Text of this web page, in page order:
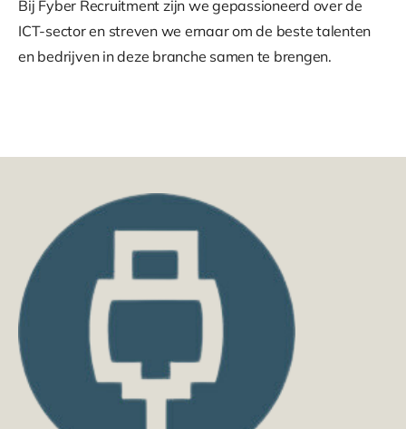
Bij Fyber Recruitment zijn we gepassioneerd over de
ICT-sector en streven we ernaar om de beste talenten
en bedrijven in deze branche samen te brengen.